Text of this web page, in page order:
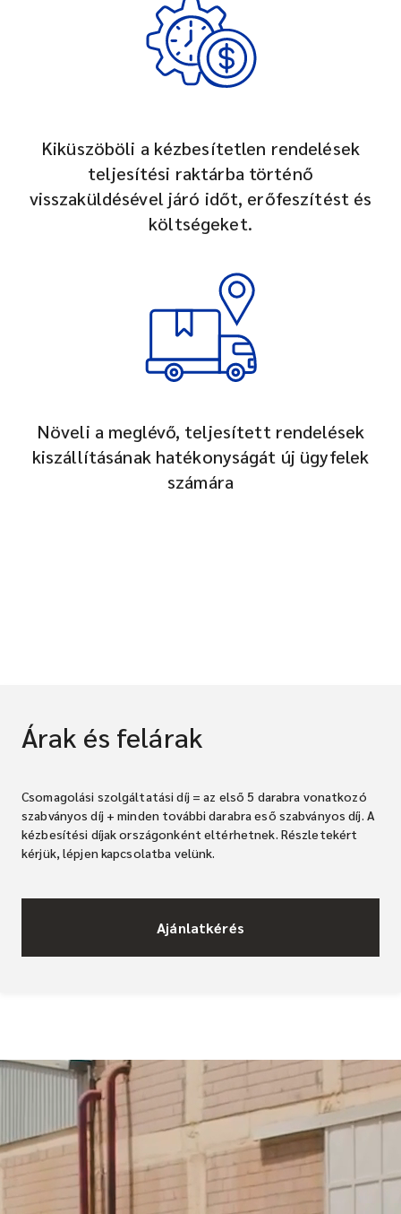
Kiküszöböli a kézbesítetlen rendelések
teljesítési raktárba történő
visszaküldésével járó időt, erőfeszítést és
költségeket.
Növeli a meglévő, teljesített rendelések
kiszállításának hatékonyságát új ügyfelek
számára
Árak és felárak
Csomagolási szolgáltatási díj = az első 5 darabra vonatkozó
szabványos díj + minden további darabra eső szabványos díj. A
kézbesítési díjak országonként eltérhetnek. Részletekért
kérjük, lépjen kapcsolatba velünk.
Ajánlatkérés